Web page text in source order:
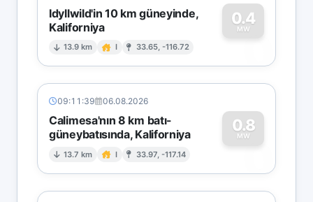
Idyllwild'in 10 km güneyinde,
Kaliforniya
13.9 km I 33.65, -116.72
0.4
MW
0
09:11:39 06.08.2026
Calimesa'nın 8 km batı-
güneybatısında, Kaliforniya
13.7 km I 33.97, -117.14
0.8
MW
0